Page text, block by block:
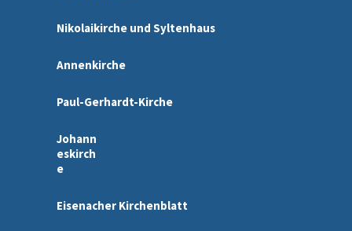
Nikolaikirche und Syltenhaus
Annenkirche
Paul-Gerhardt-Kirche
Johann
eskirch
e
Eisenacher Kirchenblatt